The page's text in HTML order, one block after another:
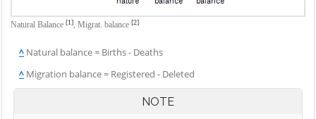
Natural Balance [1], Migrat. balance [2]
^ Natural balance = Births - Deaths
^ Migration balance = Registered - Deleted
NOTE